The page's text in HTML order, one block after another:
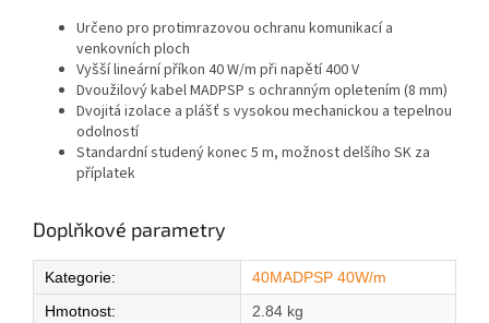
Určeno pro protimrazovou ochranu komunikací a
venkovních ploch
Vyšší lineární příkon 40 W/m při napětí 400 V
Dvoužilový kabel MADPSP s ochranným opletením (8 mm)
Dvojitá izolace a plášť s vysokou mechanickou a tepelnou
odolností
Standardní studený konec 5 m, možnost delšího SK za
příplatek
Doplňkové parametry
Kategorie:
40MADPSP 40W/m
Hmotnost:
2.84 kg